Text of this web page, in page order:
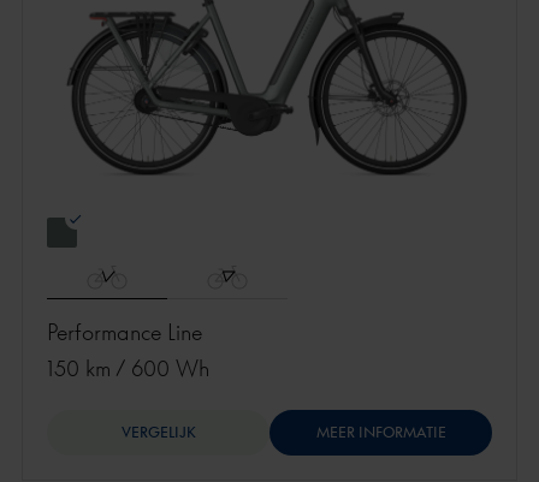
Performance Line
150 km / 600 Wh
VERGELIJK MEER INFORMATIE